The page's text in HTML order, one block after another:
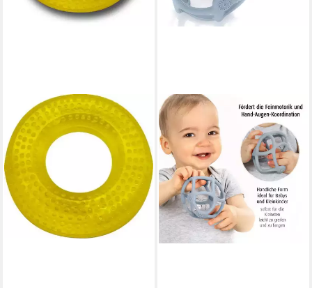
REER
Beißring gelb
2,95 € UVP3,99 €
-26%
in 4-5 Werktagen bei dir